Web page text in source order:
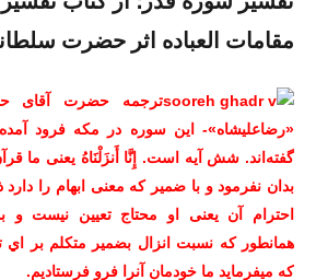
مقامات العباده اثر حضرت
ترجمه حضرت آقای
«رضاعلیشاه»- این سوره در مکه فرود
گفته‌اند. شش آیه است. إِنَّا أَنزَلْنَاهُ یعنی ما
بدان نفرمود و با ضمیر که معنی ابهام را
احترام آن یعنی او محتاج تعیین نیست
همانطور که نسبت انزال بضمیر متکلم بر
که میفرماید ما خودمان آنرا فرو فرستادیم.